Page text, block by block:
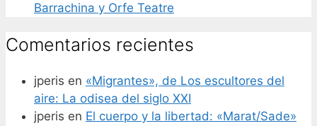
Barrachina y Orfe Teatre
Comentarios recientes
jperis en «Migrantes», de Los escultores del
aire: La odisea del siglo XXI
jperis en El cuerpo y la libertad: «Marat/Sade»